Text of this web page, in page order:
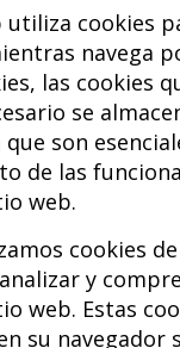
utiliza cookies
navega
las cookies
se
que son
de las
web.
cookies
y
web. Estas
su navegador
es personalizado
Unidad de Cirugía
al paciente sobre la
técnica.